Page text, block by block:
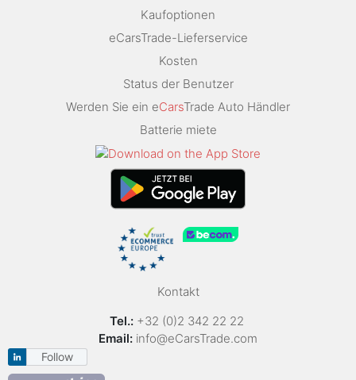
Kaufoptionen
eCarsTrade-Lieferservice
Kosten
Status der Benutzer
Werden Sie ein eCarsTrade Auto Händler
Batterie miete
Kontakt
Tel.: +32 (0)2 342 22 22
Email: info@eCarsTrade.com
Follow